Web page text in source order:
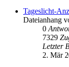
Tageslicht-
Dateianhang
0
7329
Letzter
2. Mär